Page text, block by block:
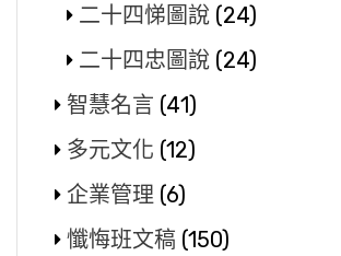
二十四悌圖說 (24)
二十四忠圖說 (24)
智慧名言 (41)
多元文化 (12)
企業管理 (6)
懺悔班文稿 (150)